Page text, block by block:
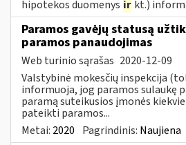
hipotekos duomenys ir kt.)
Paramos gavėjų statusą
paramos panaudojimas
Web turinio sąrašas 2020-12-09
Valstybinė mokesčių inspekcija
informuoja, jog paramos sulaukę
paramą suteikusios įmonės
pateikti paramos...
Metai: 2020 Pagrindinis: Naujiena